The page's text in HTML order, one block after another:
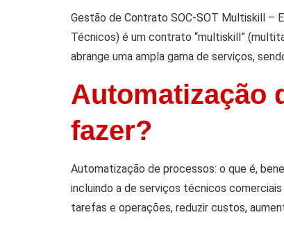
Gestão de Contrato SOC-SOT Multiskill –
Técnicos) é um contrato “multiskill”
abrange uma ampla gama de serviços,
Automatização
fazer?
Automatização de processos: o que é,
incluindo a de serviços técnicos
tarefas e operações, reduzir custos,